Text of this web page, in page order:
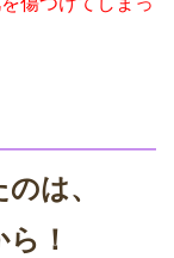
は、
！